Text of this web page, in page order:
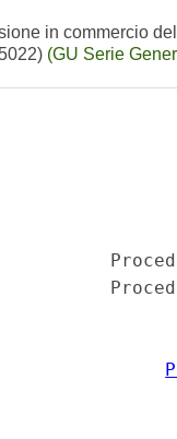
in commercio
(GU Serie